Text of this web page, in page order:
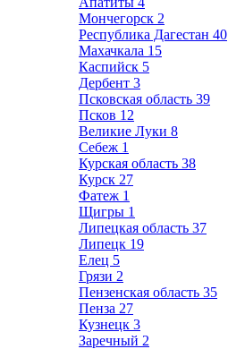
Мончегорск 2
Республика Дагестан 40
Махачкала 15
Каспийск 5
Дербент 3
Псковская область 39
Псков 12
Великие Луки 8
Себеж 1
Курская область 38
Курск 27
Фатеж 1
Щигры 1
Липецкая область 37
Липецк 19
Елец 5
Грязи 2
Пензенская область 35
Пенза 27
Кузнецк 3
Заречный 2